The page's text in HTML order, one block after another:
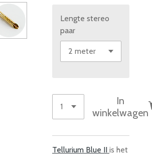
Lengte stereo
paar
In
winkelwagen
Tellurium Blue II is het